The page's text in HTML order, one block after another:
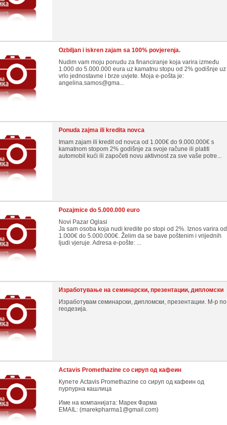
Ozbiljan i iskren zajam sa 100% povjerenja.
Nudim vam moju ponudu za financiranje koja varira između
1.000 do 5.000.000 eura uz kamatnu stopu od 2% godišnje uz
vrlo jednostavne i brze uvjete. Moja e-pošta je:
angelina.samos@gma...
Ponuda zajma ili kredita novca
Imam zajam ili kredit od novca od 1.000€ do 9.000.000€ s
kamatnom stopom 2% godišnje za svoje račune ili platiti
automobil kući ili započeti novu aktivnost za sve vaše potre...
Pozajmice do 5.000.000 euro
Novi Pazar Oglasi
Ja sam osoba koja nudi kredite po stopi od 2%. Iznos varira od
1.000€ do 5.000.000€. Želim da se bave poštenim i vrijednih
ljudi vjeruje. Adresa e-pošte: ...
Изработување на семинарски, презентации, дипломски
Изработувам семинарски, дипломски, презентации. М-р по
геодезија.
Actavis Promethazine со сируп од кафеин
Купете Actavis Promethazine со сируп од кафеин од
пурпурна кашлица
Име на компанијата: Марек Фарма
EMAIL: (marekpharma1@gmail.com)